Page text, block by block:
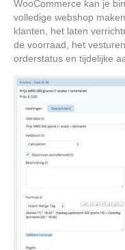
WooCommerce kan je
volledige webshop
klanten, het laten
de voorraad, het
orderstatus en tijdelijke